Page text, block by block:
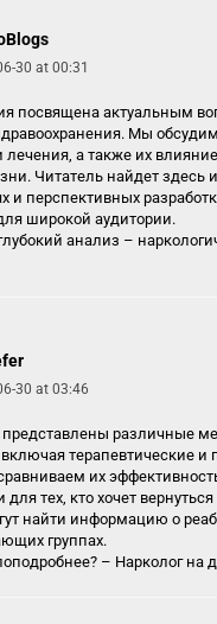
30 at 00:31
посвящена актуальным
Мы
лечения, а также их
Читатель найдет
и перспективных
широкой аудитории.
анализ –
30 at 03:46
представлены различные
терапевтические и
их
тех, кто хочет
найти информацию о
группах.
– Нарколог на